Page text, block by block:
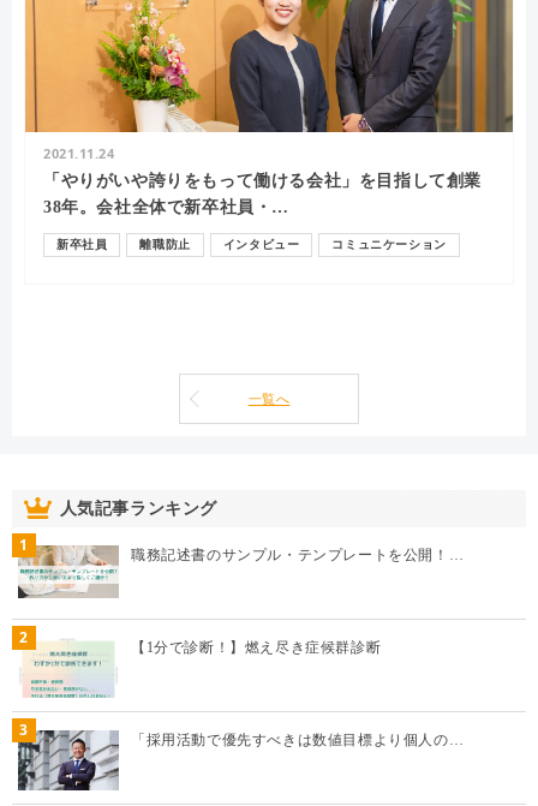
2021.11.24
「やりがいや誇りをもって働ける会社」を目指して創業
38年。会社全体で新卒社員・…
新卒社員 離職防止 インタビュー コミュニケーション
一覧へ
人気記事ランキング
1 職務記述書のサンプル・テンプレートを公開！…
2 【1分で診断！】燃え尽き症候群診断
3 「採用活動で優先すべきは数値目標より個人の…